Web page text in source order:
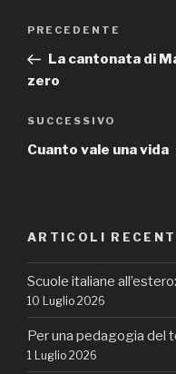
Articolo
precedente:
PRECEDENTE
La cantonata di
zero
Articolo
successivo
SUCCESSIVO
Cuanto vale una vida
ARTICOLI
Scuole italiane
10 Luglio 2026
Per una pedagogia del
1 Luglio 2026